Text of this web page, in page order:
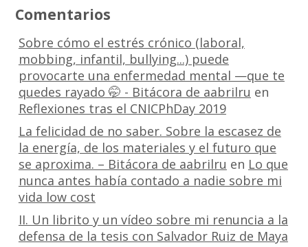
Comentarios
Sobre cómo el estrés crónico (laboral,
mobbing, infantil, bullying...) puede
provocarte una enfermedad mental —que te
quedes rayado 🤭 - Bitácora de aabrilru en
Reflexiones tras el CNICPhDay 2019
La felicidad de no saber. Sobre la escasez de
la energía, de los materiales y el futuro que
se aproxima. – Bitácora de aabrilru en Lo que
nunca antes había contado a nadie sobre mi
vida low cost
II. Un librito y un vídeo sobre mi renuncia a la
defensa de la tesis con Salvador Ruiz de Maya